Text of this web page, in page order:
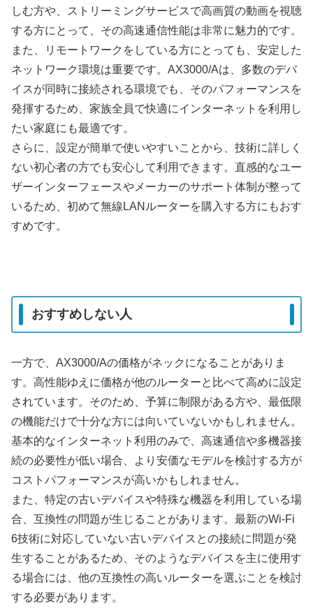
しむ方や、ストリーミングサービスで高画質の動画を視聴
する方にとって、その高速通信性能は非常に魅力的です。
また、リモートワークをしている方にとっても、安定した
ネットワーク環境は重要です。AX3000/Aは、多数のデバ
イスが同時に接続される環境でも、そのパフォーマンスを
発揮するため、家族全員で快適にインターネットを利用し
たい家庭にも最適です。
さらに、設定が簡単で使いやすいことから、技術に詳しく
ない初心者の方でも安心して利用できます。直感的なユー
ザーインターフェースやメーカーのサポート体制が整って
いるため、初めて無線LANルーターを購入する方にもおす
すめです。
おすすめしない人
一方で、AX3000/Aの価格がネックになることがありま
す。高性能ゆえに価格が他のルーターと比べて高めに設定
されています。そのため、予算に制限がある方や、最低限
の機能だけで十分な方には向いていないかもしれません。
基本的なインターネット利用のみで、高速通信や多機器接
続の必要性が低い場合、より安価なモデルを検討する方が
コストパフォーマンスが高いかもしれません。
また、特定の古いデバイスや特殊な機器を利用している場
合、互換性の問題が生じることがあります。最新のWi-Fi
6技術に対応していない古いデバイスとの接続に問題が発
生することがあるため、そのようなデバイスを主に使用す
る場合には、他の互換性の高いルーターを選ぶことを検討
する必要があります。